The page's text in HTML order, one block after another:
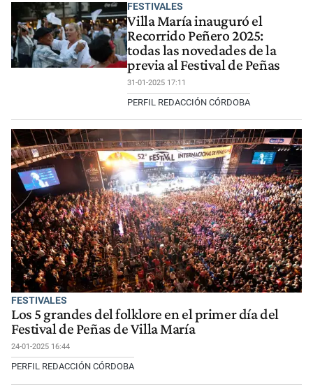
FESTIVALES
Villa María inauguró el
Recorrido Peñero 2025:
todas las novedades de la
previa al Festival de Peñas
31-01-2025 17:11
PERFIL REDACCIÓN CÓRDOBA
FESTIVALES
Los 5 grandes del folklore en el primer día del
Festival de Peñas de Villa María
24-01-2025 16:44
PERFIL REDACCIÓN CÓRDOBA